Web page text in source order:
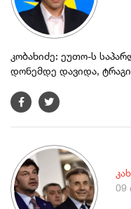
კობახიძე: ეუთო-ს
დონემდე დავიდა,
09